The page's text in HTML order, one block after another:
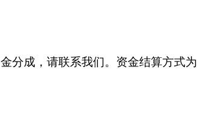
分成，请联系我们。资金结算方式为